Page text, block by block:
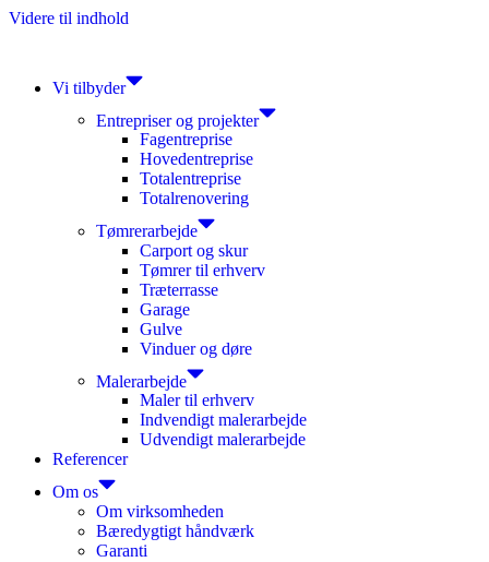
Videre til indhold
Vi tilbyder
Entrepriser og projekter
Fagentreprise
Hovedentreprise
Totalentreprise
Totalrenovering
Tømrerarbejde
Carport og skur
Tømrer til erhverv
Træterrasse
Garage
Gulve
Vinduer og døre
Malerarbejde
Maler til erhverv
Indvendigt malerarbejde
Udvendigt malerarbejde
Referencer
Om os
Om virksomheden
Bæredygtigt håndværk
Garanti